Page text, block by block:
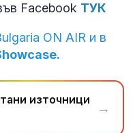
Facebook ТУК
ON AIR и в
източници
→